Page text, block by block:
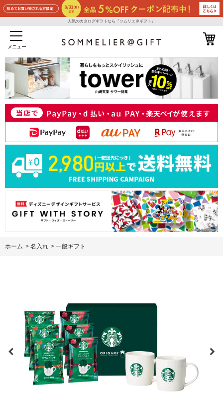
人気のカタログギフトなら『ソムリエ＠ギフト』
メニュー
ホーム > 名入れ > 一般ギフト